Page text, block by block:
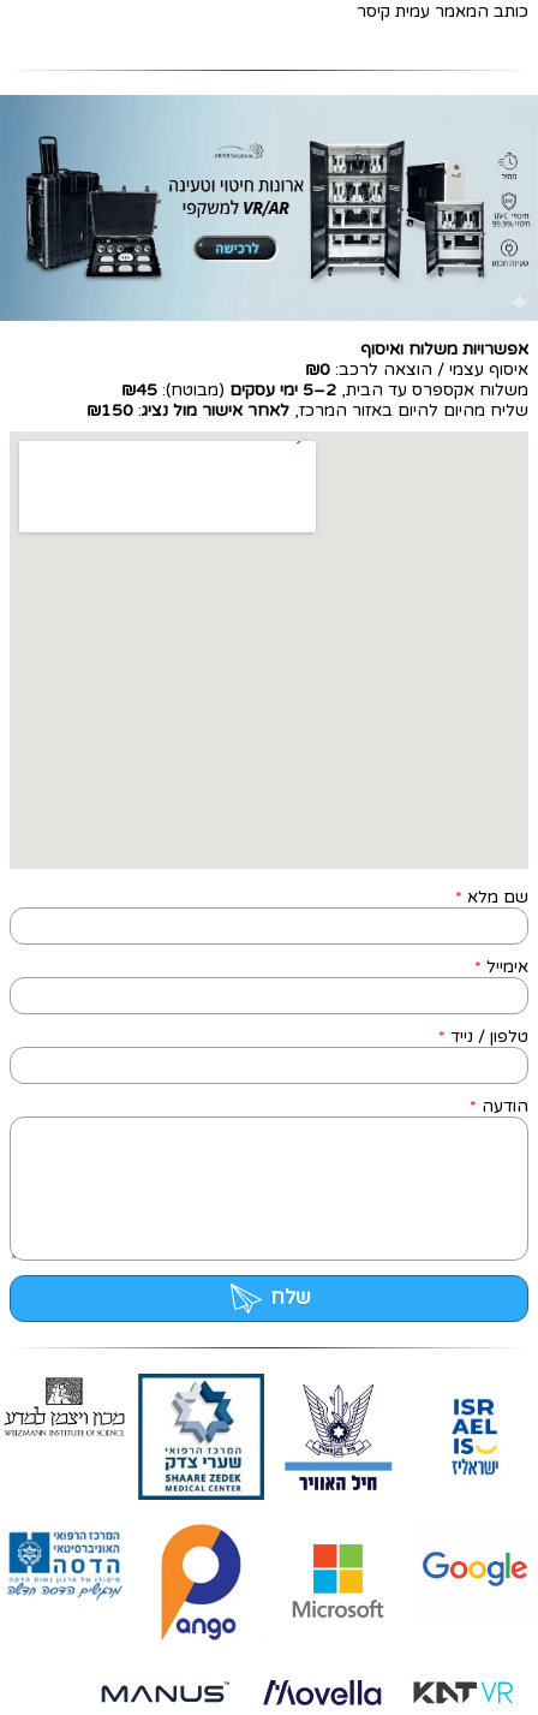
כותב המאמר עמית קיסר
אפשרויות משלוח ואיסוף
איסוף עצמי / הוצאה לרכב: ₪0
משלוח אקספרס עד הבית, 2–5 ימי עסקים (מבוטח): ₪45
שליח מהיום להיום באזור המרכז, לאחר אישור מול נציג:
₪150
שם מלא *
אימייל *
טלפון / נייד *
הודעה *
שלח